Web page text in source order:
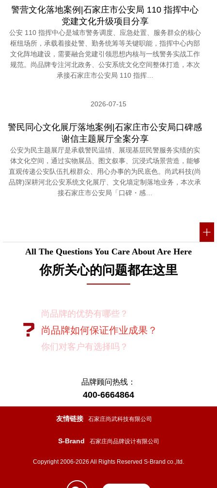
警营文化落地案例|石家庄市公安局 110 指挥中心
党建文化升级项目分享
公安 110 指挥中心是城市警务调度、应急处置、服务群众的核心
枢纽场所，承载着接处警、勤务统筹等关键职能，指挥中心内部
文化阵地建设，需要融合党建引领思想内核与一线警务实战工作
规范。尚品牌专注河北政务、公安系统文化空间整体打造，本次
承接石家庄市公安局 110 指挥…
2026-07-15
警民同心文化展厅落地案例|石家庄市公安局口碑感
谢信主题展厅全案分享
公安为民主题展厅是承载警民温情、展现基层民警服务实绩的实
体文化空间，通过实物展品、图文叙事、沉浸式场景营造，能够
直观传递公安队伍扎根群众、用心办事的为民底色。尚武科技(尚
品牌)深耕河北公安系统文化展厅、文化墙定制落地业务，本次承
接石家庄市公安局「口碑・感…
All The Questions You Care About Are Here
你所关心的问题都在这里
尚品牌如何保证作业成果？
你们对客户有选择吗？
我如何向我的同事及领导推荐尚品牌？
项目启动之前您需要给我们提供什么资
怎样保证项目进度按时完成？
设计过程中双方怎样进行沟通？
如果在设计的过程中出现问题怎么处
品牌顾问热线：
400-6664864
友情链接 石家庄尚武科技有限公司
S-Brand 石家庄尚品牌设计有限公司
Copyright 2006-2026 All Rights Reserved S-Brand co.,ltd.